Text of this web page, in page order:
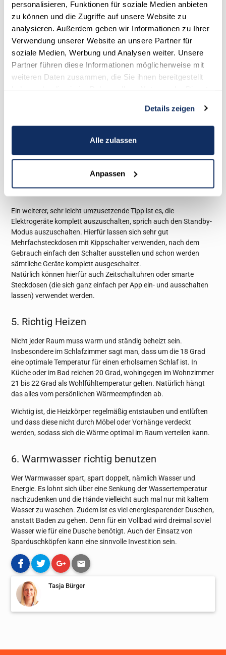
personalisieren, Funktionen für soziale Medien anbieten
zu können und die Zugriffe auf unsere Website zu
analysieren. Außerdem geben wir Informationen zu Ihrer
Verwendung unserer Website an unsere Partner für
soziale Medien, Werbung und Analysen weiter. Unsere
Partner führen diese Informationen möglicherweise mit
weiteren Daten zusammen, die Sie ihnen bereitgestellt
Details zeigen
Alle zulassen
Anpassen
verbindet doch das Nützliche mit dem Gemütlichen. Kocht alle
zusammen bzw. esst alle gemeinsam. So sind die Küchengeräte,
wie Herd und Backofen, nur einmal täglich in Gebrauch, als wenn
jeder WG-Mitbewohner täglich für sich alleine kocht.
4. Geräte komplett ausschalten
Küche: Spülmaschine
Wohnzimmer: Fernseher, Receiver, Sound-Anlage,
Spielkonsole
Waschmaschine und Wäschetrockner
Am Schreibtisch: PC, Monitor sowie Drucker
Ein weiterer, sehr leicht umzusetzende Tipp ist es, die
Elektrogeräte komplett auszuschalten, sprich auch den Standby-
Modus auszuschalten. Hierfür lassen sich sehr gut
Mehrfachsteckdosen mit Kippschalter verwenden, nach dem
Gebrauch einfach den Schalter ausstellen und schon werden
sämtliche Geräte komplett ausgeschaltet.
Natürlich können hierfür auch Zeitschaltuhren oder smarte
Steckdosen (die sich ganz einfach per App ein- und ausschalten
lassen) verwendet werden.
5. Richtig Heizen
Nicht jeder Raum muss warm und ständig beheizt sein.
Insbesondere im Schlafzimmer sagt man, dass um die 18 Grad
eine optimale Temperatur für einen erholsamen Schlaf ist. In
Küche oder im Bad reichen 20 Grad, wohingegen im Wohnzimmer
21 bis 22 Grad als Wohlfühltemperatur gelten. Natürlich hängt
das alles vom persönlichen Wärmeempfinden ab.
Wichtig ist, die Heizkörper regelmäßig entstauben und entlüften
und dass diese nicht durch Möbel oder Vorhänge verdeckt
werden, sodass sich die Wärme optimal im Raum verteilen kann.
6. Warmwasser richtig benutzen
Wer Warmwasser spart, spart doppelt, nämlich Wasser und
Energie. Es lohnt sich über eine Senkung der Wassertemperatur
nachzudenken und die Hände vielleicht auch mal nur mit kaltem
Wasser zu waschen. Zudem ist es viel energiesparender Duschen,
anstatt Baden zu gehen. Denn für ein Vollbad wird dreimal soviel
Wasser wie für eine Dusche benötigt. Auch der Einsatz von
Sparduschköpfen kann eine sinnvolle Investition sein.
Tasja Bürger